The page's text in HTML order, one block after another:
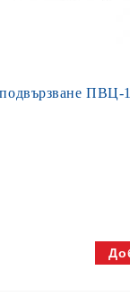
подвързване